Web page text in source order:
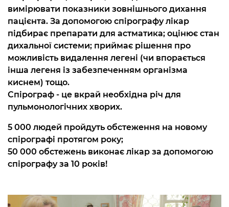
вимірювати показники зовнішнього дихання
пацієнта. За допомогою спірографу лікар
підбирає препарати для астматика; оцінює стан
дихальної системи; приймає рішення про
можливість видалення легені (чи впорається
інша легеня із забезпеченням організма
киснем) тощо.
Спірограф - це вкрай необхідна річ для
пульмонологічних хворих.
5 000 людей пройдуть обстеження на новому
спірографі протягом року;
50 000 обстежень виконає лікар за допомогою
спірографу за 10 років!